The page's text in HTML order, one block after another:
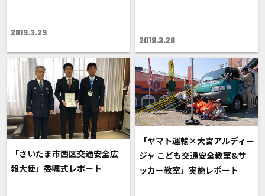
2019.3.29
2019.3.28
「さいたま市西区交通安全広
報大使」委嘱式レポート
「ヤマト運輸×大宮アルディー
ジャ こども交通安全教室&サ
ッカー教室」実施レポート